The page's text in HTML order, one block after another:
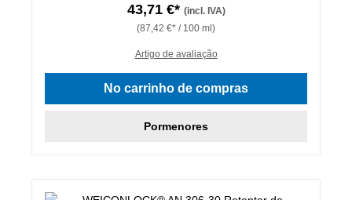
43,71 €* (incl. IVA)
(87,42 €* / 100 ml)
Artigo de avaliação
No carrinho de compras
Pormenores